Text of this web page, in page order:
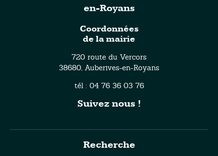
en-Royans
Coordonnées
de la mairie
720 route du Vercors
38680, Auberives-en-Royans
tél : 04 76 36 03 76
Suivez nous !
Recherche